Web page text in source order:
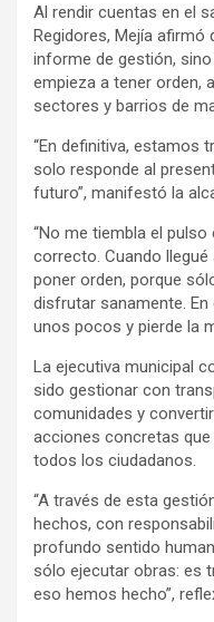
Al rendir cuentas en el
Regidores, Mejía afirmó
informe de gestión,
empieza a tener orden,
sectores y barrios de
“En definitiva, estamos
solo responde al
futuro”, manifestó la
“No me tiembla el
correcto. Cuando llegué
poner orden, porque
disfrutar sanamente.
unos pocos y pierde la
La ejecutiva municipal
sido gestionar con
comunidades y
acciones concretas
todos los ciudadanos.
“A través de esta
hechos, con
profundo sentido
sólo ejecutar obras: es
eso hemos hecho”,